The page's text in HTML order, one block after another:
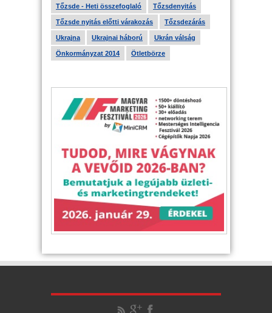
Tőzsde - Heti összefoglaló Tőzsdenyitás
Tőzsde nyitás előtti várakozás Tőzsdezárás
Ukrajna Ukrajnai háború Ukrán válság
Önkormányzat 2014 Ötletbörze